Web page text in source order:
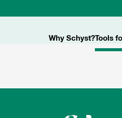
Why Schyst?Tools